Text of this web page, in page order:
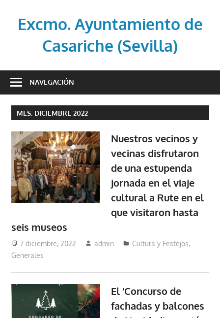
contenidoExcmo. Ayuntamiento de
Casariche (Sevilla)
oficial
Ayuntamiento
de
Casariche
(Sevilla)
NAVEGACIÓN
MES: DICIEMBRE 2022
Nuestros vecinos y
vecinas disfrutaron
de una estupenda
jornada en el viaje
cultural a Rute en el
que visitaron hasta
seis museos
7 diciembre, 2022 admin Cultura y Festejos,
Generales
El ‘Concurso de
fachadas y balcones